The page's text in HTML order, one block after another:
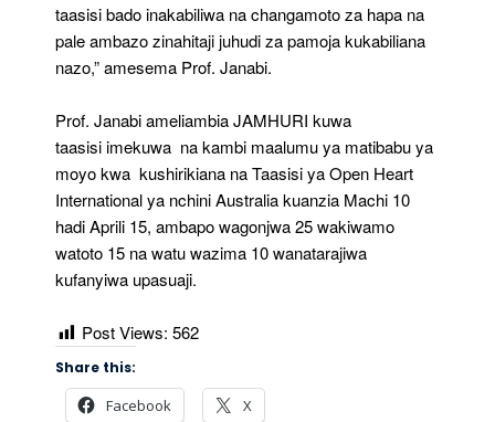
taasisi bado inakabiliwa na changamoto za hapa na
pale ambazo zinahitaji juhudi za pamoja kukabiliana
nazo,” amesema Prof. Janabi.
Prof. Janabi ameliambia JAMHURI kuwa
taasisi imekuwa na kambi maalumu ya matibabu ya
moyo kwa kushirikiana na Taasisi ya Open Heart
International ya nchini Australia kuanzia Machi 10
hadi Aprili 15, ambapo wagonjwa 25 wakiwamo
watoto 15 na watu wazima 10 wanatarajiwa
kufanyiwa upasuaji.
Post Views: 562
Share this:
Facebook X